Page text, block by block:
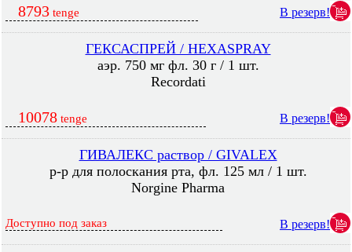
8793 tenge В резерв!
ГЕКСАСПРЕЙ / HEXASPRAY
аэр. 750 мг фл. 30 г / 1 шт.
Recordati
10078 tenge В резерв!
ГИВАЛЕКС раствор / GIVALEX
р-р для полоскания рта, фл. 125 мл / 1 шт.
Norgine Pharma
Доступно под заказ В резерв!